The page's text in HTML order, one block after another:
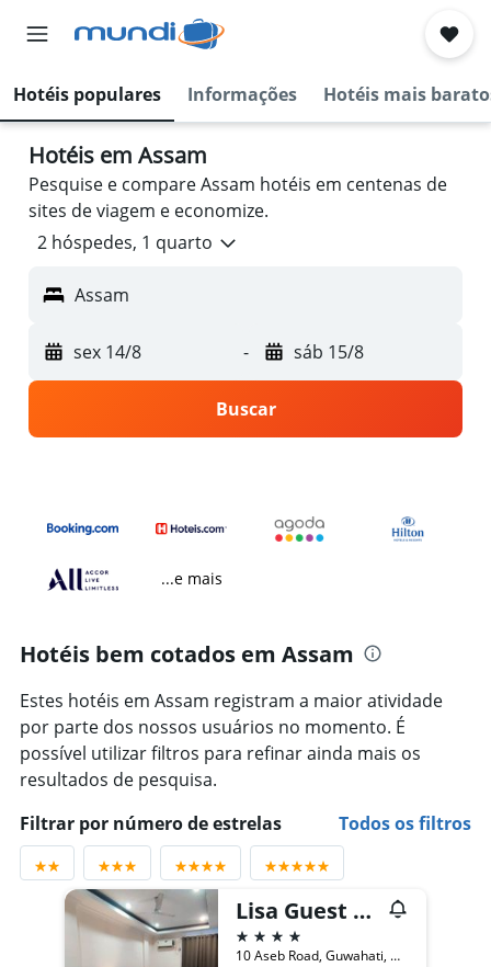
Hotéis populares Informações Hotéis mais
Hotéis em Assam
Pesquise e compare Assam hotéis em centenas de
sites de viagem e economize.
2 hóspedes, 1 quarto
Assam
sex 14/8 - sáb 15/8
Buscar
...e mais
Hotéis bem cotados em Assam
Estes hotéis em Assam registram a maior atividade
por parte dos nossos usuários no momento. É
possível utilizar filtros para refinar ainda mais os
resultados de pesquisa.
Filtrar por número de estrelas
Todos os filtros
Lisa Guest House
4 estrelas
10 Aseb Road, Guwahati, Guwahati, Índia